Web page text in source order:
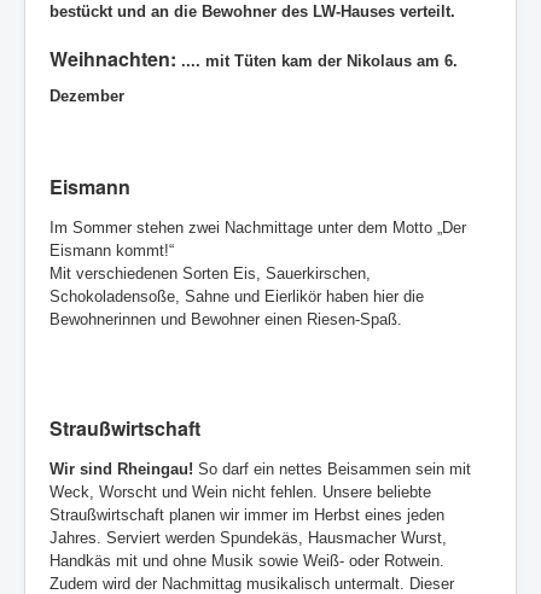
bestückt und an die Bewohner des LW-Hauses verteilt.
Weihnachten: .... mit Tüten kam der Nikolaus am 6.
Dezember
Eismann
Im Sommer stehen zwei Nachmittage unter dem Motto „Der
Eismann kommt!“
Mit verschiedenen Sorten Eis, Sauerkirschen,
Schokoladensoße, Sahne und Eierlikör haben hier die
Bewohnerinnen und Bewohner einen Riesen-Spaß.
Straußwirtschaft
Wir sind Rheingau! So darf ein nettes Beisammen sein mit
Weck, Worscht und Wein nicht fehlen. Unsere beliebte
Straußwirtschaft planen wir immer im Herbst eines jeden
Jahres. Serviert werden Spundekäs, Hausmacher Wurst,
Handkäs mit und ohne Musik sowie Weiß- oder Rotwein.
Zudem wird der Nachmittag musikalisch untermalt. Dieser